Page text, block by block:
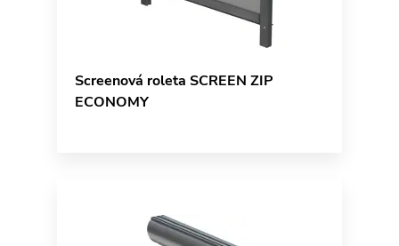
Screenová roleta SCREEN ZIP
ECONOMY